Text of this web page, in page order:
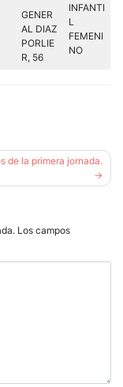
GENER
AL DIAZ
PORLIE
R, 56
INFANTI
L
FEMENI
NO
de la primera jornada.
Los campos